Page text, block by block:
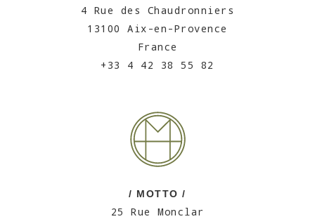
4 Rue des Chaudronniers
13100 Aix-en-Provence
France
+33 4 42 38 55 82
/ MOTTO /
25 Rue Monclar